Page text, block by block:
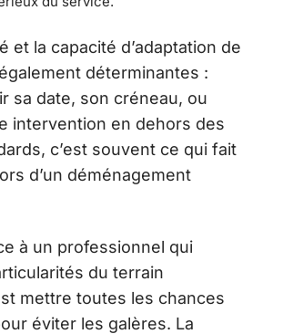
et la capacité d’adaptation de
déterminantes :
sa date, son créneau, ou
intervention en dehors des
c’est souvent ce qui fait
d’un déménagement
à un professionnel qui
du terrain
mettre toutes les chances
éviter les galères. La